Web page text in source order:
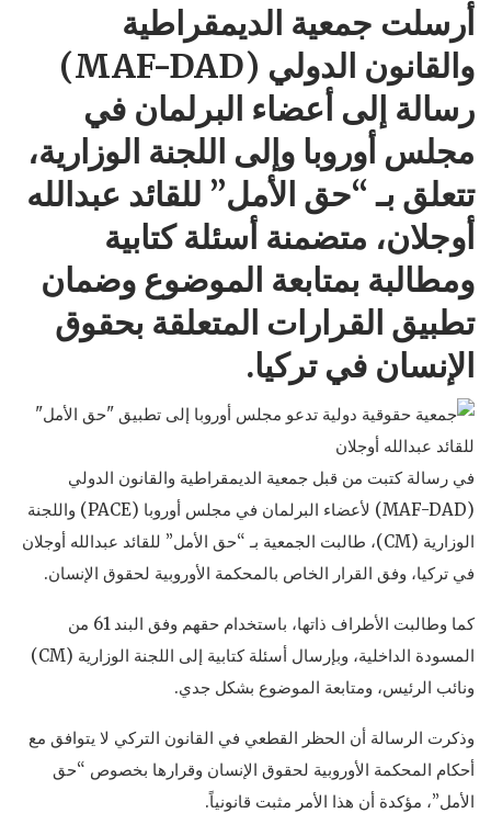
أرسلت جمعية الديمقراطية
والقانون الدولي (MAF-DAD)
رسالة إلى أعضاء البرلمان في
مجلس أوروبا وإلى اللجنة الوزارية،
تتعلق بـ “حق الأمل” للقائد عبدالله
أوجلان، متضمنة أسئلة كتابية
ومطالبة بمتابعة الموضوع وضمان
تطبيق القرارات المتعلقة بحقوق
الإنسان في تركيا.
في رسالة كتبت من قبل جمعية الديمقراطية والقانون الدولي
(MAF-DAD) لأعضاء البرلمان في مجلس أوروبا (PACE) واللجنة
الوزارية (CM)، طالبت الجمعية بـ “حق الأمل” للقائد عبدالله أوجلان
في تركيا، وفق القرار الخاص بالمحكمة الأوروبية لحقوق الإنسان.
كما وطالبت الأطراف ذاتها، باستخدام حقهم وفق البند 61 من
المسودة الداخلية، وبإرسال أسئلة كتابية إلى اللجنة الوزارية (CM)
ونائب الرئيس، ومتابعة الموضوع بشكل جدي.
وذكرت الرسالة أن الحظر القطعي في القانون التركي لا يتوافق مع
أحكام المحكمة الأوروبية لحقوق الإنسان وقرارها بخصوص “حق
الأمل”، مؤكدة أن هذا الأمر مثبت قانونياً.